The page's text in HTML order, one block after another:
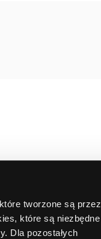
tworzone są przez
które są niezbędne
Dla pozostałych